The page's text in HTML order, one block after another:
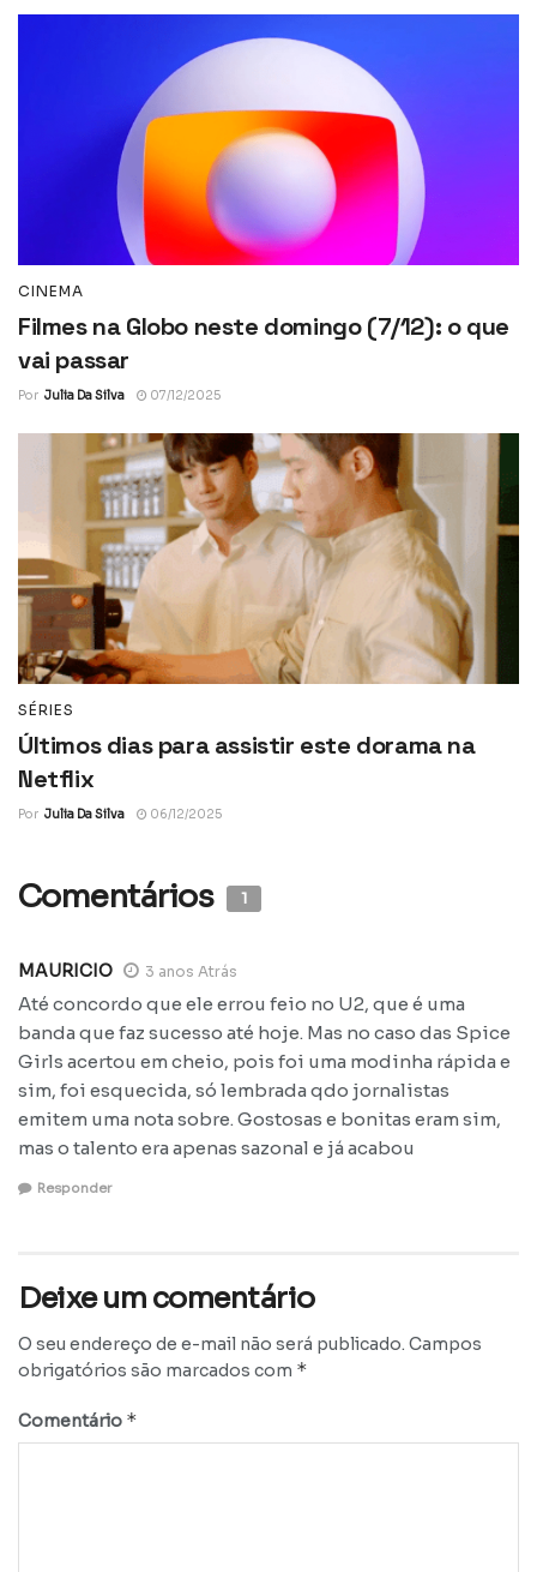
CINEMA
Filmes na Globo neste domingo (7/12): o que
vai passar
Por Julia Da Silva 07/12/2025
SÉRIES
Últimos dias para assistir este dorama na
Netflix
Por Julia Da Silva 06/12/2025
Comentários 1
MAURICIO 3 anos Atrás
Até concordo que ele errou feio no U2, que é uma
banda que faz sucesso até hoje. Mas no caso das Spice
Girls acertou em cheio, pois foi uma modinha rápida e
sim, foi esquecida, só lembrada qdo jornalistas
emitem uma nota sobre. Gostosas e bonitas eram sim,
mas o talento era apenas sazonal e já acabou
Responder
Deixe um comentário
O seu endereço de e-mail não será publicado. Campos
obrigatórios são marcados com *
Comentário *